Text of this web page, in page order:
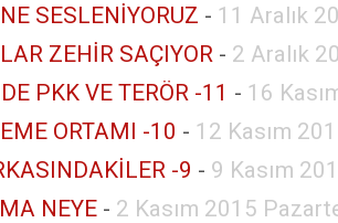
SESLENİYORUZ - 11 Aralık
ZEHİR SAÇIYOR - 2 Aralık
PKK VE TERÖR -11 - 16
ORTAMI -10 - 12 Kasım
-9 - 9 Kasım
NEYE - 2 Kasım 2015